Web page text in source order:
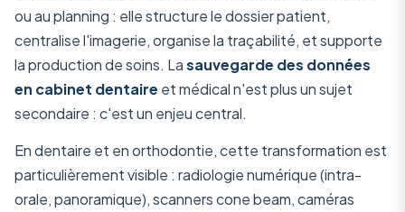
ou au planning : elle structure le dossier patient,
centralise l'imagerie, organise la traçabilité, et supporte
la production de soins. Lasauvegarde des données
en cabinet dentaire et médical n'est plus un sujet
secondaire : c'est un enjeu central.
En dentaire et en orthodontie, cette transformation est
particulièrement visible : radiologie numérique (intra-
orale, panoramique), scanners cone beam, caméras